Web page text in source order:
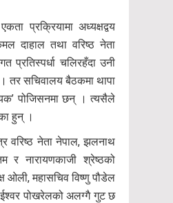
प्रक्रियामा अध्यक्षद्वय
दाहाल तथा वरिष्ठ नेता
प्रतिस्पर्धा चलिरहँदा उनी
सचिवालय बैठकमा थापा
पोजिसनमा छन् । त्यसैले
हुन् ।
वरिष्ठ नेता नेपाल, झलनाथ
र नारायणकाजी श्रेष्ठको
ओली, महासचिव विष्णु पौडेल
पोखरेलको अलग्गै गुट छ